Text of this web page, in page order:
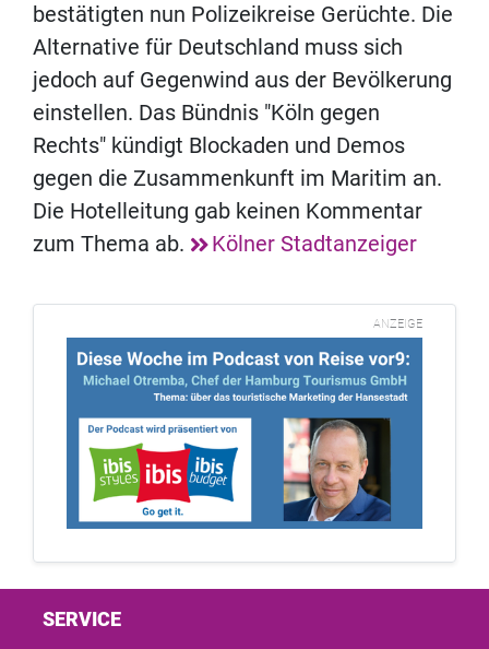
bestätigten nun Polizeikreise Gerüchte. Die
Alternative für Deutschland muss sich
jedoch auf Gegenwind aus der Bevölkerung
einstellen. Das Bündnis "Köln gegen
Rechts" kündigt Blockaden und Demos
gegen die Zusammenkunft im Maritim an.
Die Hotelleitung gab keinen Kommentar
zum Thema ab.
Kölner Stadtanzeiger
ANZEIGE
SERVICE